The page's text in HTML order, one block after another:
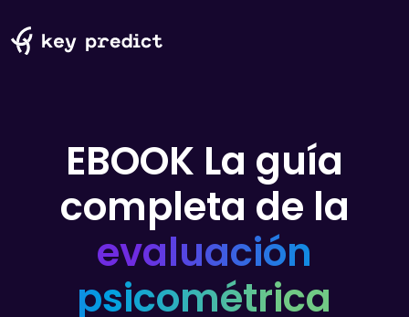
EBOOK La guía
completa de la
evaluación
psicométrica